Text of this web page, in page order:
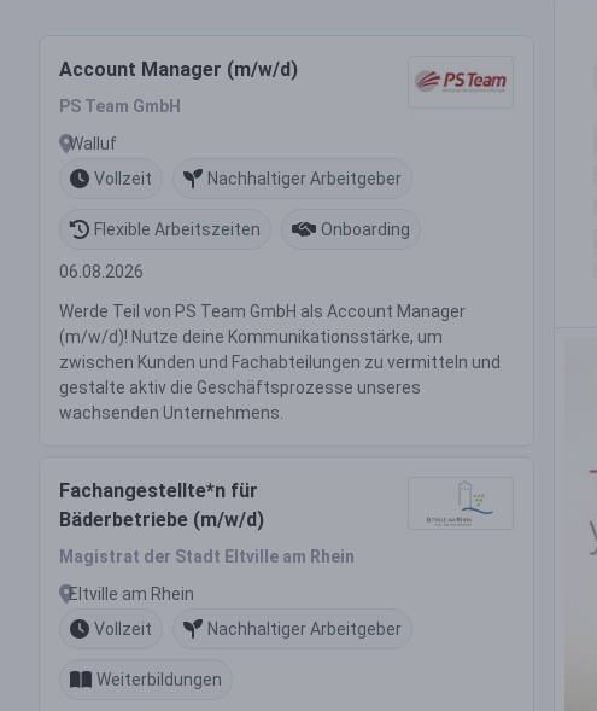
Account Manager (m/w/d)
PS Team GmbH
Walluf
Vollzeit
Nachhaltiger Arbeitgeber
Flexible Arbeitszeiten Onboarding
06.08.2026
Werde Teil von PS Team GmbH als Account Manager
(m/w/d)! Nutze deine Kommunikationsstärke, um
zwischen Kunden und Fachabteilungen zu vermitteln und
gestalte aktiv die Geschäftsprozesse unseres
wachsenden Unternehmens.
Fachangestellte*n für
Bäderbetriebe (m/w/d)
Magistrat der Stadt Eltville am Rhein
Eltville am Rhein
Vollzeit
Nachhaltiger Arbeitgeber
Weiterbildungen